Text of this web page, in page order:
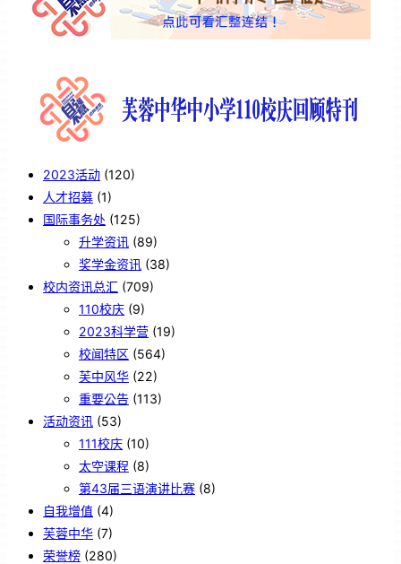
2023活动 (120)
人才招募 (1)
国际事务处 (125)
升学资讯 (89)
奖学金资讯 (38)
校内资讯总汇 (709)
110校庆 (9)
2023科学营 (19)
校闻特区 (564)
芙中风华 (22)
重要公告 (113)
活动资讯 (53)
111校庆 (10)
太空课程 (8)
第43届三语演讲比赛 (8)
自我增值 (4)
芙蓉中华 (7)
荣誉榜 (280)